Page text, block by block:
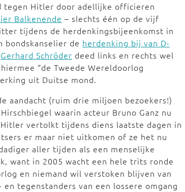
tegen Hitler door adellijke officieren
Balkenende – slechts één op de vijf
tijdens de herdenkingsbijeenkomst in
bondskanselier de herdenking bij van D-
Gerhard Schröder deed links en rechts wel
“de Tweede Wereldoorlog
uit Duitse mond.
aandacht (ruim drie miljoen bezoekers!)
waarin acteur Bruno Ganz nu
vertolkt tijdens diens laatste dagen in
er maar niet uitkomen of ze het nu
aller tijden als een menselijke
want in 2005 wacht een hele trits ronde
en niemand wil verstoken blijven van
tegenstanders van een lossere omgang